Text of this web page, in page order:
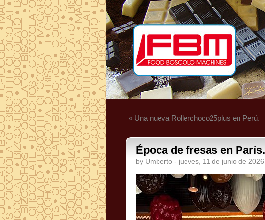
« Una nueva Rollerchoco25plus en Perú.
Época de fresas en París.
by Umberto - jueves, 11 de junio de 2026